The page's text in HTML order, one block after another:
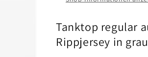
Tanktop regular
Rippjersey in grau